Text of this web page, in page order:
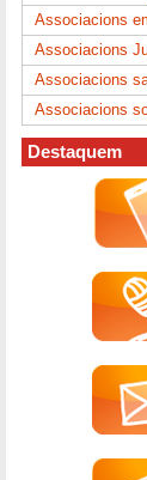
Associacions
Associacions
Associacions
Associacions
Destaquem